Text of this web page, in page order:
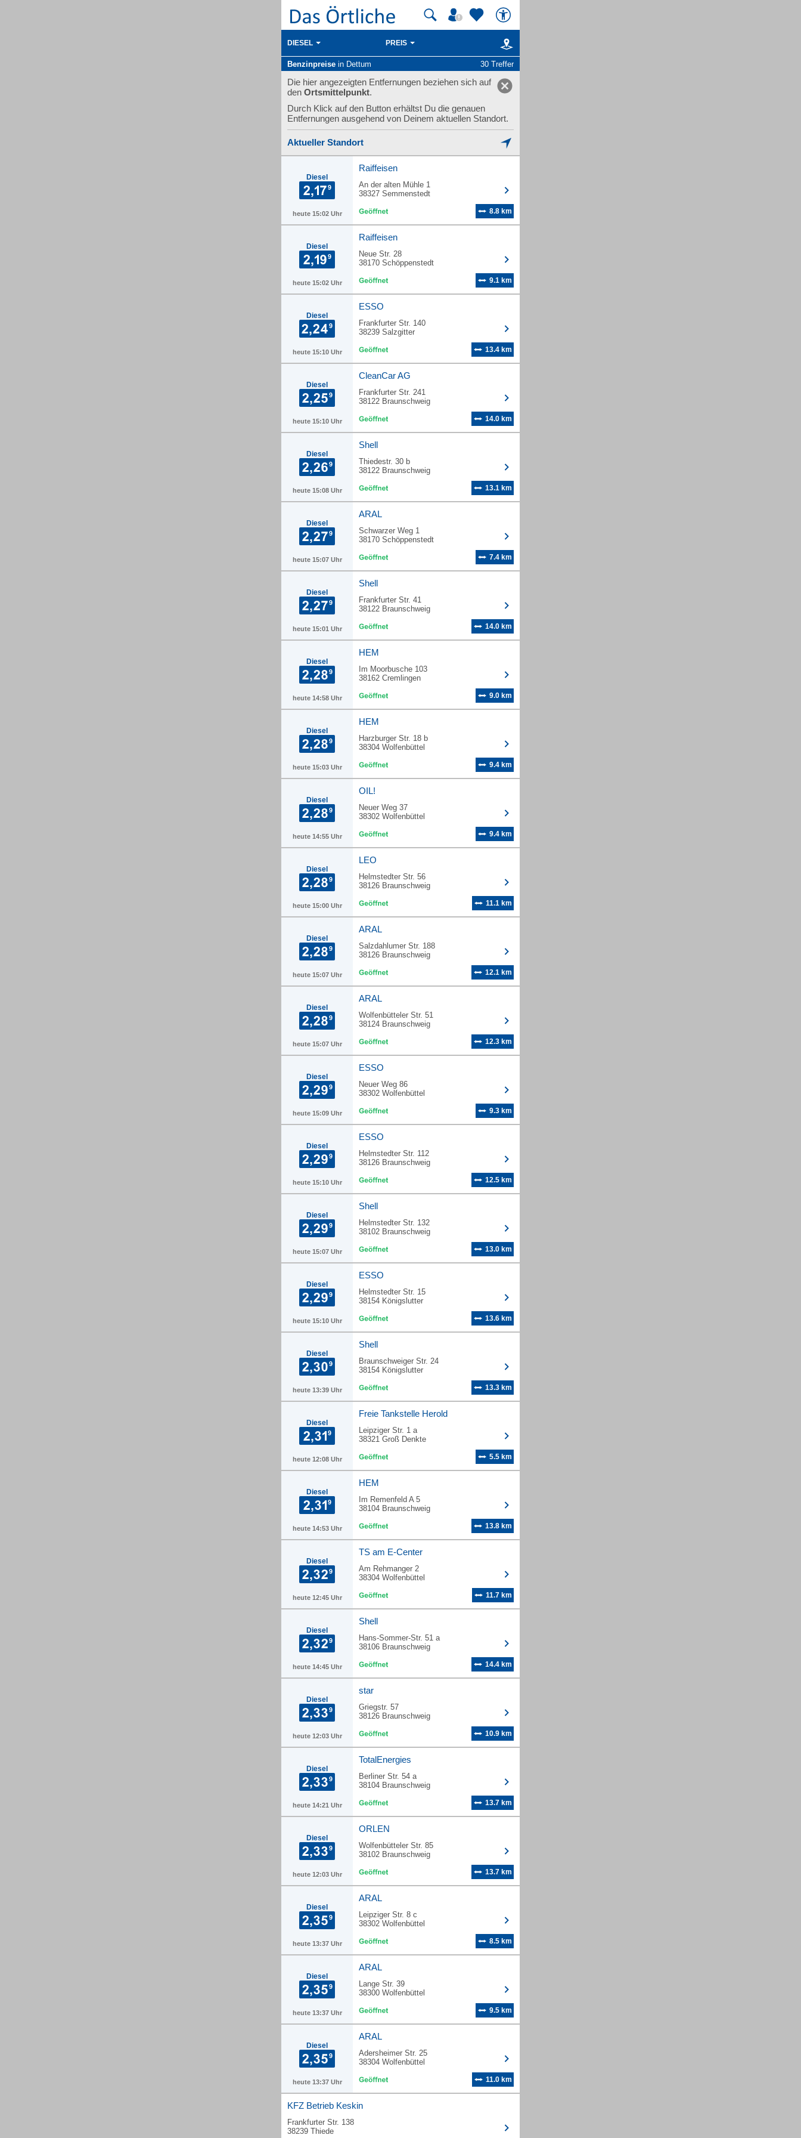
DIESEL PREIS
Benzinpreise in Dettum 30 Treffer
Die hier angezeigten Entfernungen beziehen sich auf
den Ortsmittelpunkt.
Durch Klick auf den Button erhältst Du die genauen
Entfernungen ausgehend von Deinem aktuellen Standort.
Aktueller Standort
Diesel
heute 15:02 Uhr
Raiffeisen
An der alten Mühle 1
38327 Semmenstedt
8.8 km
Diesel
heute 15:02 Uhr
Raiffeisen
Neue Str. 28
38170 Schöppenstedt
9.1 km
Diesel
heute 15:10 Uhr
ESSO
Frankfurter Str. 140
38239 Salzgitter
13.4 km
Diesel
heute 15:10 Uhr
CleanCar AG
Frankfurter Str. 241
38122 Braunschweig
14.0 km
Diesel
heute 15:08 Uhr
Shell
Thiedestr. 30 b
38122 Braunschweig
13.1 km
Diesel
heute 15:07 Uhr
ARAL
Schwarzer Weg 1
38170 Schöppenstedt
7.4 km
Diesel
heute 15:01 Uhr
Shell
Frankfurter Str. 41
38122 Braunschweig
14.0 km
Diesel
heute 14:58 Uhr
HEM
Im Moorbusche 103
38162 Cremlingen
9.0 km
Diesel
heute 15:03 Uhr
HEM
Harzburger Str. 18 b
38304 Wolfenbüttel
9.4 km
Diesel
heute 14:55 Uhr
OIL!
Neuer Weg 37
38302 Wolfenbüttel
9.4 km
Diesel
heute 15:00 Uhr
LEO
Helmstedter Str. 56
38126 Braunschweig
11.1 km
Diesel
heute 15:07 Uhr
ARAL
Salzdahlumer Str. 188
38126 Braunschweig
12.1 km
Diesel
heute 15:07 Uhr
ARAL
Wolfenbütteler Str. 51
38124 Braunschweig
12.3 km
Diesel
heute 15:09 Uhr
ESSO
Neuer Weg 86
38302 Wolfenbüttel
9.3 km
Diesel
heute 15:10 Uhr
ESSO
Helmstedter Str. 112
38126 Braunschweig
12.5 km
Diesel
heute 15:07 Uhr
Shell
Helmstedter Str. 132
38102 Braunschweig
13.0 km
Diesel
heute 15:10 Uhr
ESSO
Helmstedter Str. 15
38154 Königslutter
13.6 km
Diesel
heute 13:39 Uhr
Shell
Braunschweiger Str. 24
38154 Königslutter
13.3 km
Diesel
heute 12:08 Uhr
Freie Tankstelle Herold
Leipziger Str. 1 a
38321 Groß Denkte
5.5 km
Diesel
heute 14:53 Uhr
HEM
Im Remenfeld A 5
38104 Braunschweig
13.8 km
Diesel
heute 12:45 Uhr
TS am E-Center
Am Rehmanger 2
38304 Wolfenbüttel
11.7 km
Diesel
heute 14:45 Uhr
Shell
Hans-Sommer-Str. 51 a
38106 Braunschweig
14.4 km
Diesel
heute 12:03 Uhr
star
Griegstr. 57
38126 Braunschweig
10.9 km
Diesel
heute 14:21 Uhr
TotalEnergies
Berliner Str. 54 a
38104 Braunschweig
13.7 km
Diesel
heute 12:03 Uhr
ORLEN
Wolfenbütteler Str. 85
38102 Braunschweig
13.7 km
Diesel
heute 13:37 Uhr
ARAL
Leipziger Str. 8 c
38302 Wolfenbüttel
8.5 km
Diesel
heute 13:37 Uhr
ARAL
Lange Str. 39
38300 Wolfenbüttel
9.5 km
Diesel
heute 13:37 Uhr
ARAL
Adersheimer Str. 25
38304 Wolfenbüttel
11.0 km
KFZ Betrieb Keskin
Frankfurter Str. 138
38239 Thiede